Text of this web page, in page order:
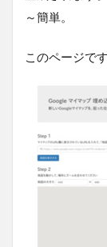
～簡単。
このページです